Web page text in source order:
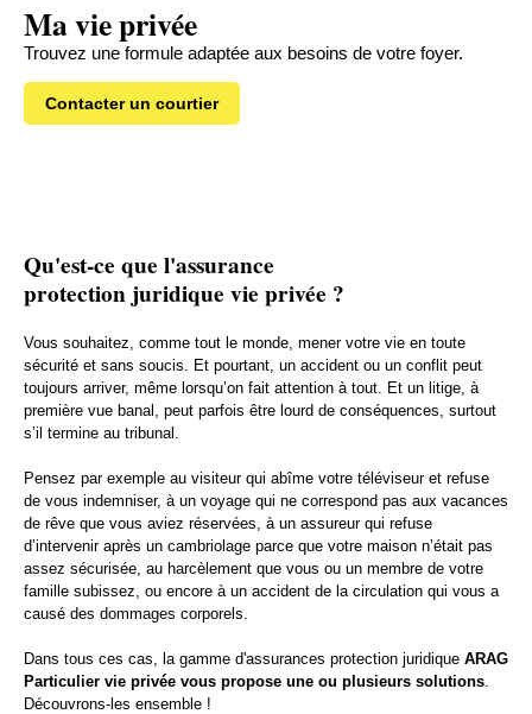
Ma vie privée
Trouvez une formule adaptée aux besoins de votre foyer.
Contacter un courtier
Qu'est-ce que l'assurance
protection juridique vie privée ?
Vous souhaitez, comme tout le monde, mener votre vie en toute
sécurité et sans soucis. Et pourtant, un accident ou un conflit peut
toujours arriver, même lorsqu’on fait attention à tout. Et un litige, à
première vue banal, peut parfois être lourd de conséquences, surtout
s’il termine au tribunal.
Pensez par exemple au visiteur qui abîme votre téléviseur et refuse
de vous indemniser, à un voyage qui ne correspond pas aux vacances
de rêve que vous aviez réservées, à un assureur qui refuse
d’intervenir après un cambriolage parce que votre maison n’était pas
assez sécurisée, au harcèlement que vous ou un membre de votre
famille subissez, ou encore à un accident de la circulation qui vous a
causé des dommages corporels.
Dans tous ces cas, la gamme d'assurances protection juridique ARAG
Particulier vie privée vous propose une ou plusieurs solutions.
Découvrons-les ensemble !